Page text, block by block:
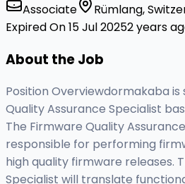
Associate
Rümlang,
Expired On 15 Jul 20252 years
About the Job
Position Overviewdormakaba is
Quality Assurance Specialist
The Firmware Quality
responsible for performing
high quality firmware releases.
Specialist will translate